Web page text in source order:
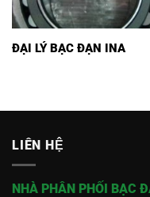
ĐẠI LÝ BẠC ĐẠN INA
LIÊN HỆ
NHÀ PHÂN PHỐI BẠC